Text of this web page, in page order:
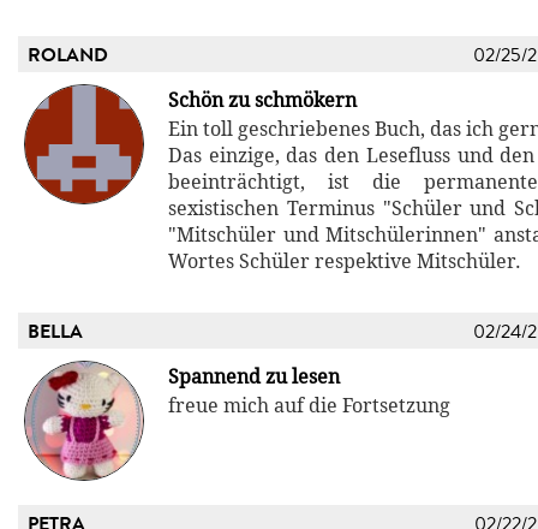
ROLAND 02/25/
Schön zu schmökern
Ein toll geschriebenes Buch, das ich
Das einzige, das den Lesefluss und
beeinträchtigt, ist die
sexistischen Terminus "Schüler und
"Mitschüler und Mitschülerinnen"
Wortes Schüler respektive Mitschüler.
BELLA 02/24/
Spannend zu lesen
freue mich auf die Fortsetzung